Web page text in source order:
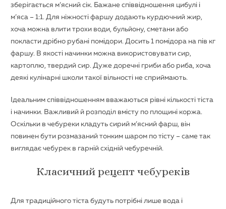
зберігається м’ясний сік. Бажане співвідношення цибулі і
м’яса – 1:1. Для ніжності фаршу додають курдючний жир,
хоча можна влити трохи води, бульйону, сметани або
покласти дрібно рубані помідори. Досить 1 помідора на пів кг
фаршу. В якості начинки можна використовувати сир,
картоплю, твердий сир. Дуже доречні гриби або риба, хоча
деякі кулінарні школи такої вільності не сприймають.
Ідеальним співвідношенням вважаються рівні кількості тіста
і начинки. Важливий й розподіл вмісту по площині коржа.
Оскільки в чебуреки кладуть сирий м’ясний фарш, він
повинен бути розмазаний тонким шаром по тісту – саме так
виглядає чебурек в гарній східній чебуречній.
Класичний рецепт чебуреків
Для традиційного тіста будуть потрібні лише вода і